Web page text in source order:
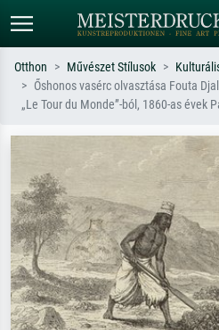
Alap keresés
szerint – pl. Monet, Csillagos éj,
impresszionizmus, Hokusai-hullám,
Otthon Művészet Stílusok
Őshonos vasérc olvasztása Fouta
„Le Tour du Monde”-ból, 1860-as évek